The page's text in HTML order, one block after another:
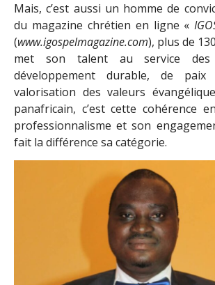
Mais, c’est aussi un homme de
du magazine chrétien en ligne «
(www.igospelmagazine.com), plus de
met son talent au service des
développement durable, de
valorisation des valeurs
panafricain, c’est cette cohérence
professionnalisme et son
fait la différence sa catégorie.